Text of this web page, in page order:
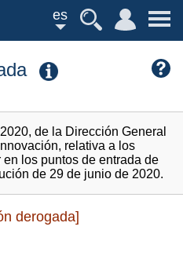
es
de la Dirección General
relativa a los
los puntos de entrada de
de 29 de junio de 2020.
derogada]